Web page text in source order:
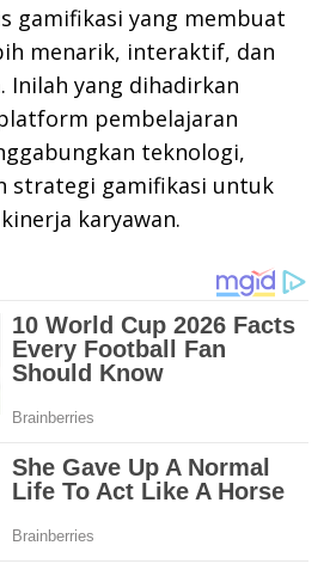
gamifikasi yang membuat
menarik, interaktif, dan
Inilah yang dihadirkan
pembelajaran
teknologi,
strategi gamifikasi untuk
karyawan.